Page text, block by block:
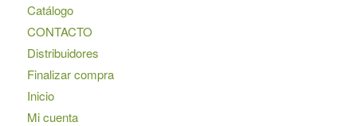
Catálogo
CONTACTO
Distribuidores
Finalizar compra
Inicio
Mi cuenta